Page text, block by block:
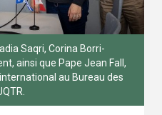
Saqri, Corina Borri-
ainsi que Pape Jean Fall,
au Bureau des